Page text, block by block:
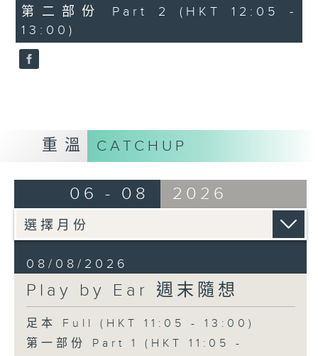
55
minutes,
9
seconds
第二部份 Part 2 (HKT 12:05 -
13:00)
重溫 CATCHUP
06 - 08 2026
08/08/2026
Play by Ear 週末隨想
足本 Full (HKT 11:05 - 13:00)
第一部份 Part 1 (HKT 11:05 -